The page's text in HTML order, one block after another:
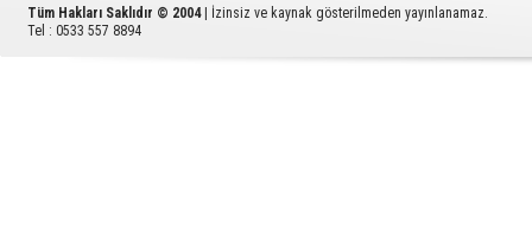
Tüm Hakları Saklıdır © 2004| İzinsiz ve kaynak gösterilmeden yayınlanamaz.
Tel : 0533 557 8894